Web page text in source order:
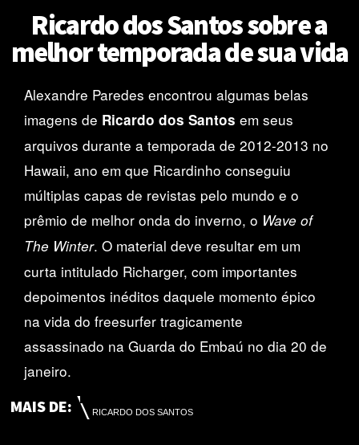
Ricardo dos Santos sobre a
melhor temporada de sua vida
Alexandre Paredes encontrou algumas belas
imagens de Ricardo dos Santos em seus
arquivos durante a temporada de 2012-2013 no
Hawaii, ano em que Ricardinho conseguiu
múltiplas capas de revistas pelo mundo e o
prêmio de melhor onda do inverno, o Wave of
The Winter. O material deve resultar em um
curta intitulado Richarger, com importantes
depoimentos inéditos daquele momento épico
na vida do freesurfer tragicamente
assassinado na Guarda do Embaú no dia 20 de
janeiro.
MAIS DE:
RICARDO DOS SANTOS